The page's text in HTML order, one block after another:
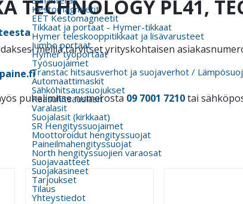
Kestomagneetit
EET Kestomagneetit
Tikkaat ja portaat - Hymer-tikkaat
Hymer teleskooppitikkaat ja lisävarusteet
Jumbo portaat
Hymer työportaat
Työsuojaimet
Transtac hitsausverhot ja suojaverhot /
Automaattimaskit
Sähköhitsaussuojukset
Kaasuhitsauslasit
Varalasit
Suojalasit (kirkkaat)
SR Hengityssuojaimet
Moottoroidut hengityssuojat
Paineilmahengityssuojat
North hengityssuojien varaosat
Suojavaatteet
Suojakäsineet
Tarjoukset
Tilaus
Yhteystiedot
TECHNOLOGY PL41,
meillä tarvitset yrityskohtaisen
puhelimitse numerosta09 7001 7210tai